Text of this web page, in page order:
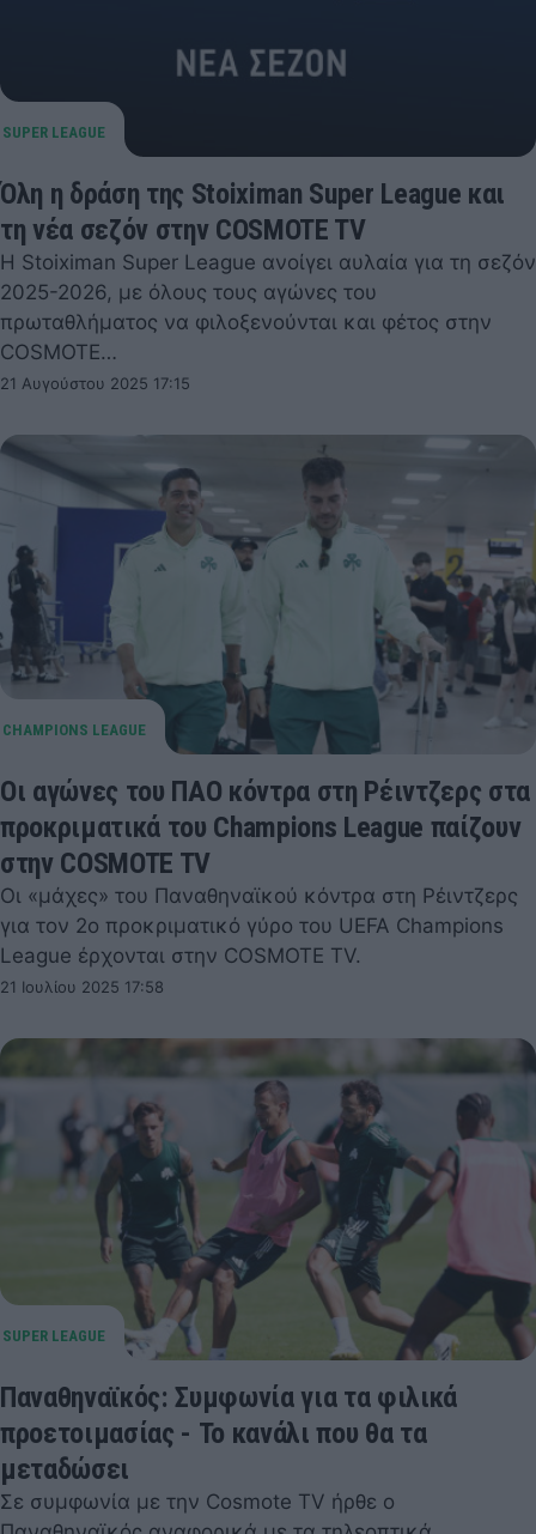
Όλη η δράση της Stoiximan Super League και
τη νέα σεζόν στην COSMOTE TV
Η Stoiximan Super League ανοίγει αυλαία για τη σεζόν
2025-2026, με όλους τους αγώνες του
πρωταθλήματος να φιλοξενούνται και φέτος στην
COSMOTE…
21 Αυγούστου 2025 17:15
Οι αγώνες του ΠΑΟ κόντρα στη Ρέιντζερς στα
προκριματικά του Champions League παίζουν
στην COSMOTE TV
Οι «μάχες» του Παναθηναϊκού κόντρα στη Ρέιντζερς
για τον 2ο προκριματικό γύρο του UEFA Champions
League έρχονται στην COSMOTE TV.
21 Ιουλίου 2025 17:58
Παναθηναϊκός: Συμφωνία για τα φιλικά
προετοιμασίας - Το κανάλι που θα τα
μεταδώσει
Σε συμφωνία με την Cosmote TV ήρθε ο